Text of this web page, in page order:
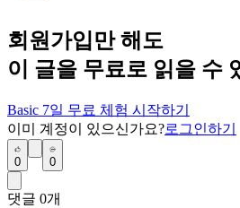
회원가입만 해도
이 글을 무료로 읽을 수
Basic 7일 무료 체험 시작하기
이미 계정이 있으신가요?로그인하기
0 0
댓글 0개